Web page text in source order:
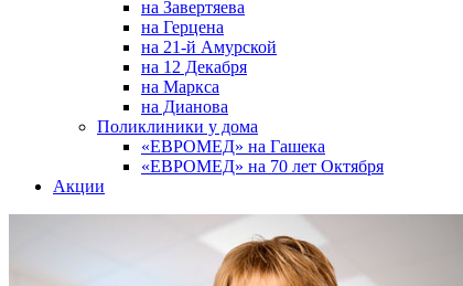
на Завертяева
на Герцена
на 21-й Амурской
на 12 Декабря
на Маркса
на Дианова
Поликлиники у дома
«ЕВРОМЕД» на Гашека
«ЕВРОМЕД» на 70 лет Октября
Акции